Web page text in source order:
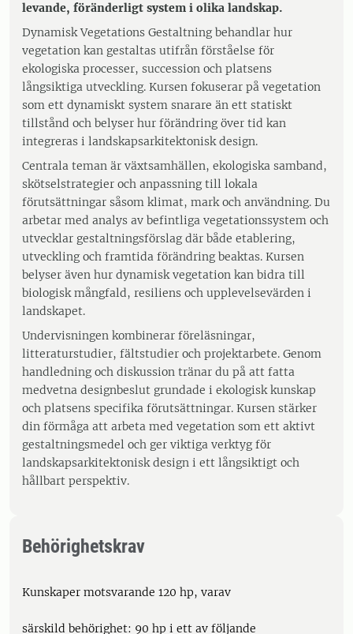
levande, föränderligt system i olika landskap.
Dynamisk Vegetations Gestaltning behandlar hur
vegetation kan gestaltas utifrån förståelse för
ekologiska processer, succession och platsens
långsiktiga utveckling. Kursen fokuserar på vegetation
som ett dynamiskt system snarare än ett statiskt
tillstånd och belyser hur förändring över tid kan
integreras i landskapsarkitektonisk design.
Centrala teman är växtsamhällen, ekologiska samband,
skötselstrategier och anpassning till lokala
förutsättningar såsom klimat, mark och användning. Du
arbetar med analys av befintliga vegetationssystem och
utvecklar gestaltningsförslag där både etablering,
utveckling och framtida förändring beaktas. Kursen
belyser även hur dynamisk vegetation kan bidra till
biologisk mångfald, resiliens och upplevelsevärden i
landskapet.
Undervisningen kombinerar föreläsningar,
litteraturstudier, fältstudier och projektarbete. Genom
handledning och diskussion tränar du på att fatta
medvetna designbeslut grundade i ekologisk kunskap
och platsens specifika förutsättningar. Kursen stärker
din förmåga att arbeta med vegetation som ett aktivt
gestaltningsmedel och ger viktiga verktyg för
landskapsarkitektonisk design i ett långsiktigt och
hållbart perspektiv.
Behörighetskrav
Kunskaper motsvarande 120 hp, varav
särskild behörighet: 90 hp i ett av följande